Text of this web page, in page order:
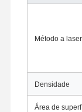
Método a laser
Densidade
Área de